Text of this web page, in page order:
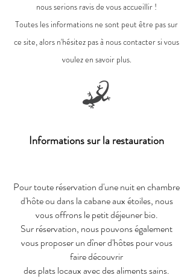
nous serions ravis de vous accueillir !
Toutes les informations ne sont peut être pas sur
ce site, alors n'hésitez pas à nous contacter si vous
voulez en savoir plus.
Informations sur la restauration
Pour toute réservation d'une nuit en chambre
d'hôte ou dans la cabane aux étoiles, nous
vous offrons le petit déjeuner bio.
Sur réservation, nous pouvons également
vous proposer un dîner d'hôtes pour vous
faire découvrir
des plats locaux avec des aliments sains.